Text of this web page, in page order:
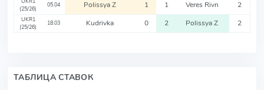
(25/26)
05.04 Polissya Z 1 1 Veres Rivn 2
UKR1
(25/26)
18.03 Kudrivka 0 2 Polissya Z 2
ТАБЛИЦА СТАВОК